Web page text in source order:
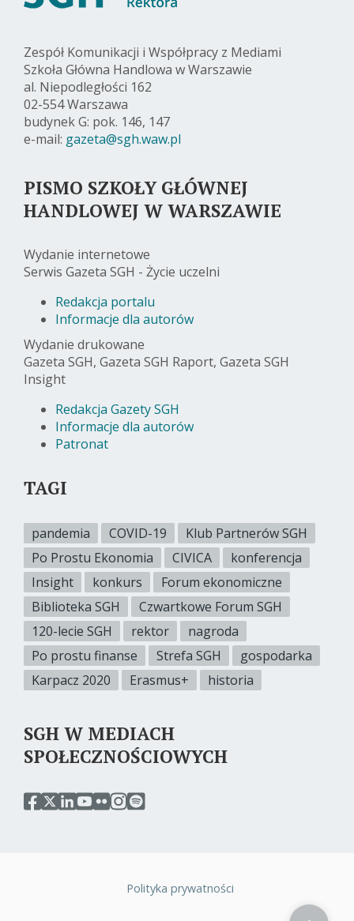
Zespół Komunikacji i Współpracy z Mediami
Szkoła Główna Handlowa w Warszawie
al. Niepodległości 162
02-554 Warszawa
budynek G: pok. 146, 147
e-mail: gazeta@sgh.waw.pl
PISMO SZKOŁY GŁÓWNEJ
HANDLOWEJ W WARSZAWIE
Wydanie internetowe
Serwis Gazeta SGH - Życie uczelni
Redakcja portalu
Informacje dla autorów
Wydanie drukowane
Gazeta SGH, Gazeta SGH Raport, Gazeta SGH
Insight
Redakcja Gazety SGH
Informacje dla autorów
Patronat
TAGI
pandemia COVID-19
Klub Partnerów SGH
Po Prostu Ekonomia
CIVICA
konferencja
Insight
konkurs
Forum ekonomiczne
Biblioteka SGH
Czwartkowe Forum SGH
120-lecie SGH
rektor
nagroda
Po prostu finanse
Strefa SGH
gospodarka
Karpacz 2020
Erasmus+ historia
SGH W MEDIACH
SPOŁECZNOŚCIOWYCH
przejdź
przejdź
przejdź
przejdź
przejdź
przejdźprzejdź
Stopka
Polityka prywatności